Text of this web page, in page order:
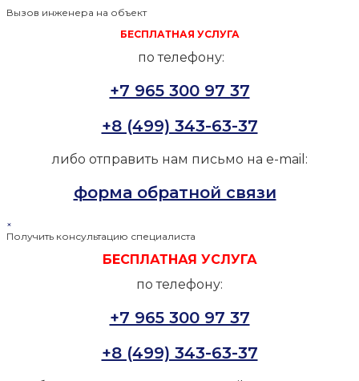
Вызов инженера на объект
БЕСПЛАТНАЯ УСЛУГА
по телефону:
+7 965 300 97 37
+8 (499) 343-63-37
либо отправить нам письмо на e-mail:
форма обратной связи
×
Получить консультацию специалиста
БЕСПЛАТНАЯ УСЛУГА
по телефону:
+7 965 300 97 37
+8 (499) 343-63-37